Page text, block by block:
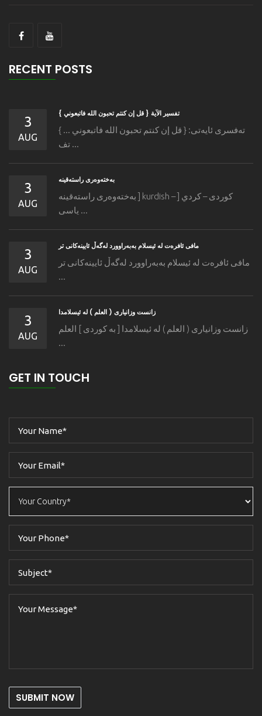
RECENT POSTS
3
AUG
تفسير الآية { قل إن كنتم تحبون الله فاتبعوني }
ته‌فسری ئایه‌تی: { قل إن كنتم تحبون الله فاتبعوني ... }
تف ...
3
AUG
به‌خته‌وه‌رى راسته‌قینه
به‌خته‌وه‌رى راسته‌قینه ] kurdish – كوردی – كردي [
یاسی ...
3
AUG
مافى ئافره‌ت له‌ ئیسلام به‌به‌راوورد له‌گه‌ڵ ئایینه‌کانی تر
مافى ئافره‌ت له‌ ئیسلام به‌به‌راوورد له‌گه‌ڵ ئایینه‌کانی تر
...
3
AUG
زانست وزانیاری ( العلم ) له ئیسلامدا
زانست وزانیاری ( العلم ) له ئیسلامدا [ به كوردی ] العلم
...
GET IN TOUCH
SUBMIT NOW